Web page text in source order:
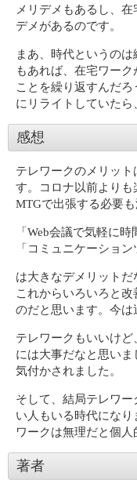
メリデメもあるし、
デメがあるのです。
まあ、時代というの
もあれば、在宅ワー
ことを繰り返すんだ
にリライトしていた
感想
テレワークのメリッ
す。コロナ以前よりも
MTGで出張する必要も
「Web会議で気軽に時
「コミュニケーショ
は大きなデメリット
これからいろいろと
のだと思います。今は
テレワークもいいけ
には大事だなと思い
気付かされました。
そして、結局テレワ
い人もいる時代にな
ワークは無理だと個人
著者